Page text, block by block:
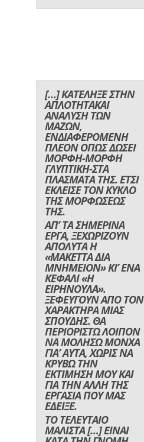
[…] ΚΑΤΕΛΗΞΕ ΣΤΗΝ
ΑΠΛΟΤΗΤΑΚΑΙ
ΑΝΑΛΥΣΗ ΤΩΝ
ΜΑΖΩΝ,
ΕΝΔΙΑΦΕΡΟΜΕΝΗ
ΠΛΕΟΝ ΟΠΩΣ ΔΩΣΕΙ
ΜΟΡΦΗ-ΜΟΡΦΗ
ΓΛΥΠΤΙΚΗ-ΣΤΑ
ΠΛΑΣΜΑΤΑ ΤΗΣ. ΕΤΣΙ
ΕΚΛΕΙΣΕ ΤΟΝ ΚΥΚΛΟ
ΤΗΣ ΜΟΡΦΩΣΕΩΣ
ΤΗΣ.
ΑΠ’ ΤΑ ΣΗΜΕΡΙΝΑ
ΕΡΓΑ, ΞΕΧΩΡΙΖΟΥΝ
ΑΠΟΛΥΤΑ Η
«ΜΑΚΕΤΤΑ ΔΙΑ
ΜΝΗΜΕΙΟΝ» ΚΙ’ ΕΝΑ
ΚΕΦΑΛΙ «Η
ΕΙΡΗΝΟΥΛΑ».
ΞΕΦΕΥΓΟΥΝ ΑΠΟ ΤΟΝ
ΧΑΡΑΚΤΗΡΑ ΜΙΑΣ
ΣΠΟΥΔΗΣ. ΘΑ
ΠΕΡΙΟΡΙΣΤΩ ΛΟΙΠΟΝ
ΝΑ ΜΟΛΗΣΩ ΜΟΝΧΑ
ΓΙΑ’ ΑΥΤΑ, ΧΩΡΙΣ ΝΑ
ΚΡΥΒΩ ΤΗΝ
ΕΚΤΙΜΗΣΗ ΜΟΥ ΚΑΙ
ΓΙΑ ΤΗΝ ΑΛΛΗ ΤΗΣ
ΕΡΓΑΣΙΑ ΠΟΥ ΜΑΣ
ΕΔΕΙΞΕ.
ΤΟ ΤΕΛΕΥΤΑΙΟ
ΜΑΛΙΣΤΑ […] ΕΙΝΑΙ